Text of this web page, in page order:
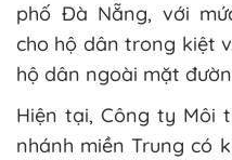
phố Đà Nẵng, với
cho hộ dân trong kiệt
hộ dân ngoài mặt
Hiện tại, Công ty Môi
nhánh miền Trung có